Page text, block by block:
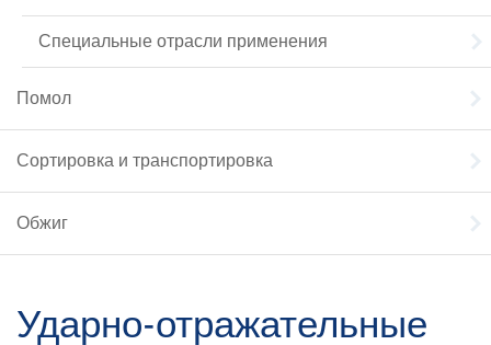
Специальные отрасли применения
Помол
Сортировка и транспортировка
Обжиг
Ударно-отражательные